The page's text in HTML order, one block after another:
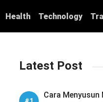
Health Technology
Latest Post
Cara Menyusun